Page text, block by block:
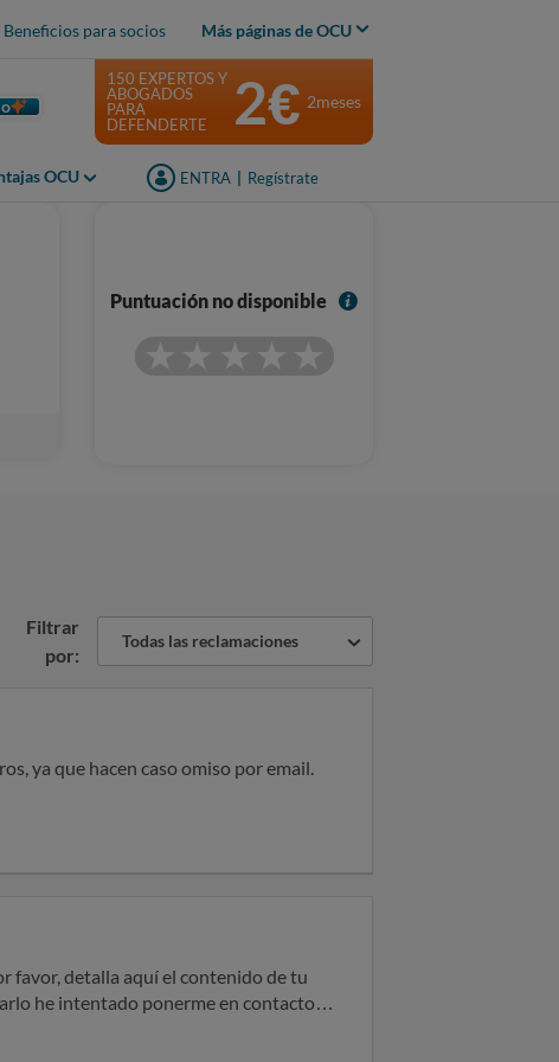
Beneficios para socios Más páginas de OCU
OCU ENTRA Regístrate
150 EXPERTOS Y
ABOGADOS
PARA
DEFENDERTE
2€ 2meses
Puntuación no disponible
I
Filtrar
por:
Todas las reclamaciones
ya que hacen caso omiso por email.
he intentado ponerme en contacto